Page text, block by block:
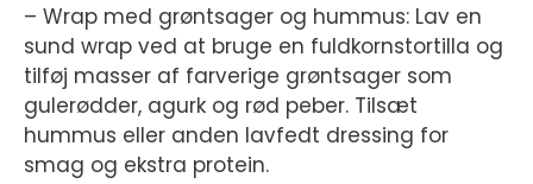
– Wrap med grøntsager og hummus: Lav en
sund wrap ved at bruge en fuldkornstortilla og
tilføj masser af farverige grøntsager som
gulerødder, agurk og rød peber. Tilsæt
hummus eller anden lavfedt dressing for
smag og ekstra protein.